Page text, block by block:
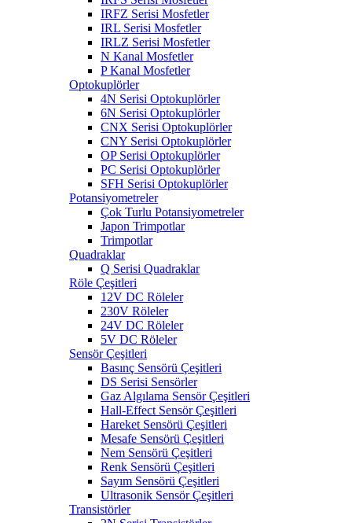
IRFZ Serisi Mosfetler
IRL Serisi Mosfetler
IRLZ Serisi Mosfetler
N Kanal Mosfetler
P Kanal Mosfetler
Optokuplörler
4N Serisi Optokuplörler
6N Serisi Optokuplörler
CNX Serisi Optokuplörler
CNY Serisi Optokuplörler
OP Serisi Optokuplörler
PC Serisi Optokuplörler
SFH Serisi Optokuplörler
Potansiyometreler
Çok Turlu Potansiyometreler
Japon Trimpotlar
Trimpotlar
Quadraklar
Q Serisi Quadraklar
Röle Çeşitleri
12V DC Röleler
230V Röleler
24V DC Röleler
5V DC Röleler
Sensör Çeşitleri
Basınç Sensörü Çeşitleri
DS Serisi Sensörler
Gaz Algılama Sensör Çeşitleri
Hall-Effect Sensör Çeşitleri
Hareket Sensörü Çeşitleri
Mesafe Sensörü Çeşitleri
Nem Sensörü Çeşitleri
Renk Sensörü Çeşitleri
Sayım Sensörü Çeşitleri
Ultrasonik Sensör Çeşitleri
Transistörler